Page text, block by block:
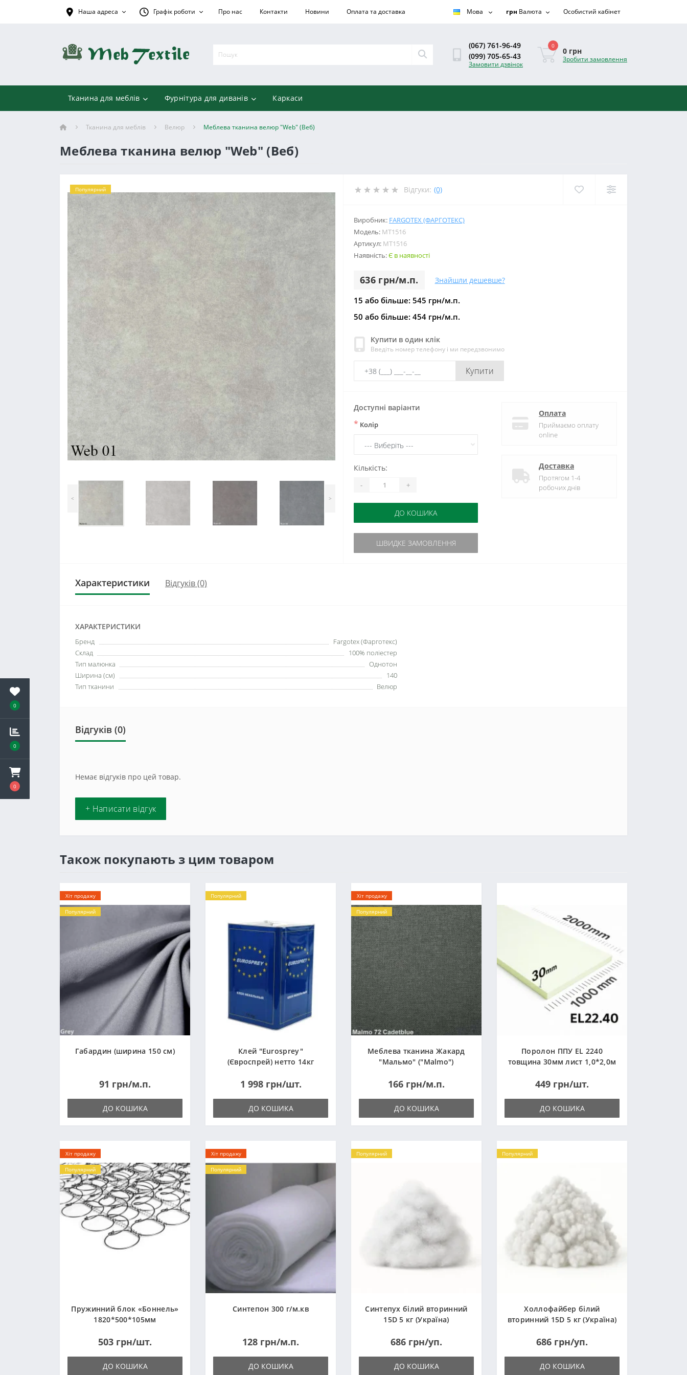
0
0
0
Наша адреса Графік роботи Про нас Контакти Новини Оплата та доставка Мова грн Валюта Особистий кабінет
(067) 761-96-49
(099) 705-65-43
Замовити дзвінок
0
0 грн
Зробити замовлення
Тканина для меблів Фурнітура для диванів Каркаси
Тканина для меблів Велюр Меблева тканина велюр "Web" (Веб)
Меблева тканина велюр "Web" (Веб)
Популярний
< >
Відгуки: (0)
Виробник: FARGOTEX (ФАРГОТЕКС)
Модель: МТ1516
Артикул: МТ1516
Наявність:Є в наявності
636 грн/м.п. Знайшли дешевше?
15 або більше: 545 грн/м.п.
50 або більше: 454 грн/м.п.
Купити в один клік
Введіть номер телефону і ми передзвонимо
Купити
Доступні варіанти
* Колір
Кількість:
- +
ДО КОШИКА
ШВИДКЕ ЗАМОВЛЕННЯ
Оплата
Приймаємо оплату
online
Доставка
Протягом 1-4
робочих днів
Характеристики Відгуків (0)
ХАРАКТЕРИСТИКИ
Бренд
Fargotex (Фарготекс)
Склад
100% поліестер
Тип малюнка
Однотон
Ширина (см)
140
Тип тканини
Велюр
Відгуків (0)
Немає відгуків про цей товар.
+ Написати відгук
Також покупають з цим товаром
Хіт продажу
Популярний
Габардин (ширина 150 см)
91 грн/м.п.
ДО КОШИКА
Популярний
Клей "Eurosprey"
(Євроспрей) нетто 14кг
1 998 грн/шт.
ДО КОШИКА
Хіт продажу
Популярний
Меблева тканина Жакард
"Мальмо" ("Malmo")
166 грн/м.п.
ДО КОШИКА
Поролон ППУ EL 2240
товщина 30мм лист 1,0*2,0м
449 грн/шт.
ДО КОШИКА
Хіт продажу
Популярний
Пружинний блок «Боннель»
1820*500*105мм
503 грн/шт.
ДО КОШИКА
Хіт продажу
Популярний
Синтепон 300 г/м.кв
128 грн/м.п.
ДО КОШИКА
Популярний
Синтепух білий вторинний
15D 5 кг (Україна)
686 грн/уп.
ДО КОШИКА
Популярний
Холлофайбер білий
вторинний 15D 5 кг (Україна)
686 грн/уп.
ДО КОШИКА